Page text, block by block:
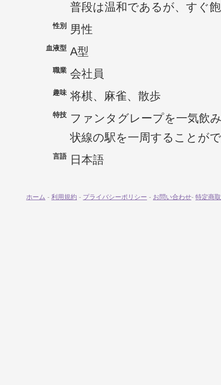
普段は温和であるが、すぐ
性別 男性
血液型 A型
職業 会社員
趣味 将棋、麻雀、散歩
特技 ファンタグレープを一気飲
状線の駅を一周することが
言語 日本語
ホーム - 利用規約 - プライバシーポリシー - お問い合わせ- 特定商